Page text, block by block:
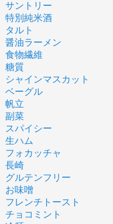
サントリー
特別純米酒
タルト
醤油ラーメン
食物繊維
糖質
シャインマスカット
ベーグル
帆立
副菜
スパイシー
生ハム
フォカッチャ
長崎
グルテンフリー
お味噌
フレンチトースト
チョコミント